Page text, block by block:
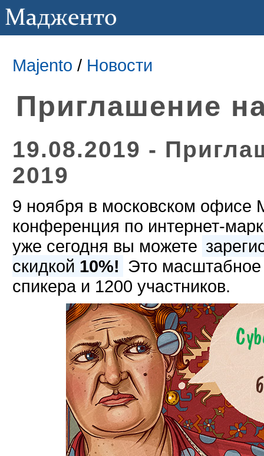
Majento / Новости
Приглашение
19.08.2019 -
2019
9 ноября в московском офисе
конференция по интернет-
уже сегодня вы можете
скидкой 10%! Это
спикера и 1200 участников.